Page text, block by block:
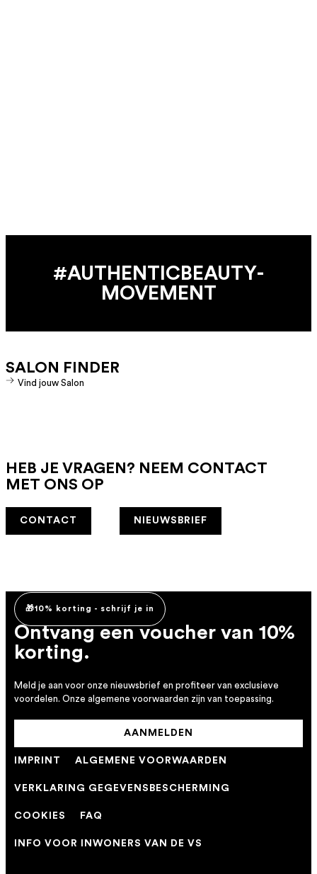
#AUTHENTIC­BEAUTY­
MOVEMENT
SALON FINDER
Vind jouw Salon
HEB JE VRAGEN? NEEM CONTACT
MET ONS OP
CONTACT NIEUWSBRIEF
🎁10% korting - schrijf je in
Ontvang een voucher van 10%
korting.
Meld je aan voor onze nieuwsbrief en profiteer van exclusieve
voordelen. Onze algemene voorwaarden zijn van toepassing.
AANMELDEN
IMPRINT ALGEMENE VOORWAARDEN
VERKLARING GEGEVENSBESCHERMING
COOKIES FAQ
INFO VOOR INWONERS VAN DE VS